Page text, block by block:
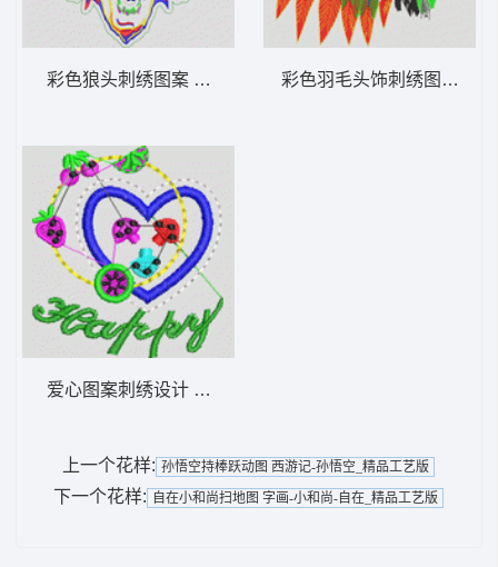
彩色狼头刺绣图案 狼头_复杂图案类
爱心图案刺绣设计 童装帖布字母图案
彩色羽毛头饰刺绣图案 法
上一个花样: 孙悟空持棒跃动图 西游记-孙悟空_精品工艺版
下一个花样: 自在小和尚扫地图 字画-小和尚-自在_精品工艺版